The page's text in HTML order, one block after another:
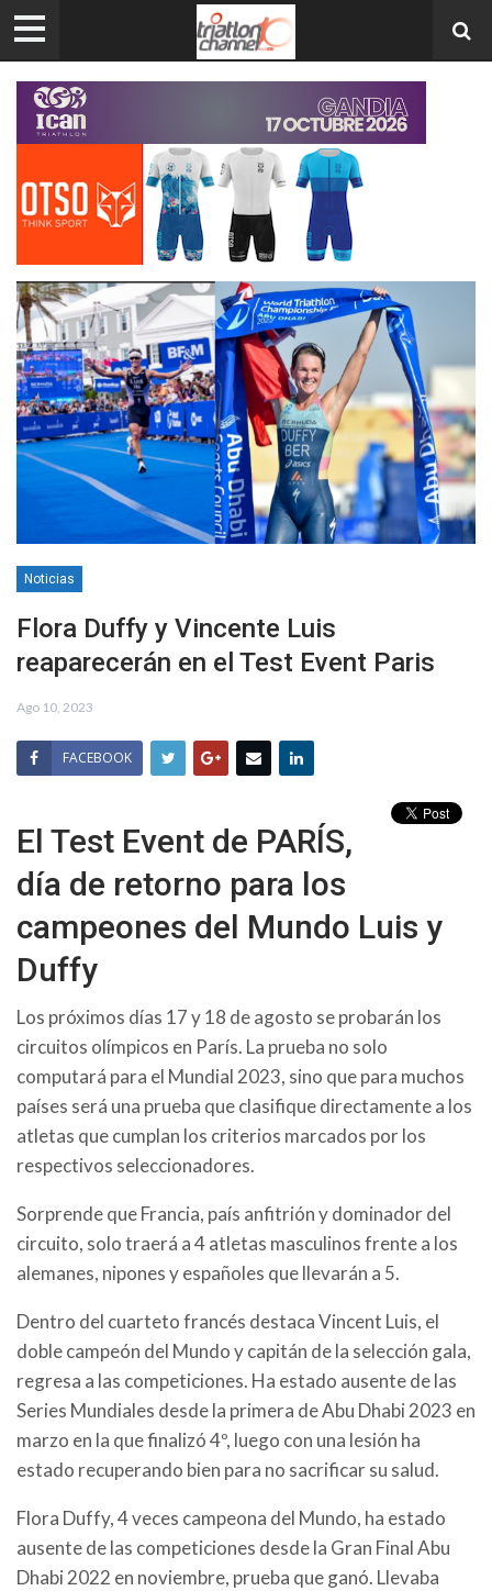
Noticias
Flora Duffy y Vincente Luis
reaparecerán en el Test Event Paris
Ago 10, 2023
FACEBOOK
El Test Event de PARÍS,
día de retorno para los
campeones del Mundo Luis y
Duffy
Los próximos días 17 y 18 de agosto se probarán los
circuitos olímpicos en París. La prueba no solo
computará para el Mundial 2023, sino que para muchos
países será una prueba que clasifique directamente a los
atletas que cumplan los criterios marcados por los
respectivos seleccionadores.
Sorprende que Francia, país anfitrión y dominador del
circuito, solo traerá a 4 atletas masculinos frente a los
alemanes, nipones y españoles que llevarán a 5.
Dentro del cuarteto francés destaca Vincent Luis, el
doble campeón del Mundo y capitán de la selección gala,
regresa a las competiciones. Ha estado ausente de las
Series Mundiales desde la primera de Abu Dhabi 2023 en
marzo en la que finalizó 4º, luego con una lesión ha
estado recuperando bien para no sacrificar su salud.
Flora Duffy, 4 veces campeona del Mundo, ha estado
ausente de las competiciones desde la Gran Final Abu
Dhabi 2022 en noviembre, prueba que ganó. Llevaba